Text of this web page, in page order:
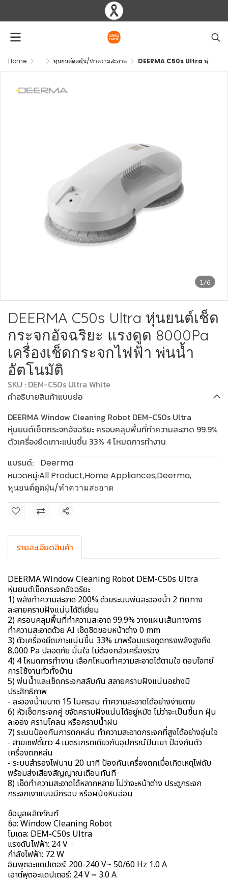
Home ... หุนยนต์ดูดฝุ่น/ทำความสะอาด DEERMA C50s Ultra หุ่นยนต์เช็ดกระจกอัจฉริยะ แรงดูด 8000Pa เครื่องเช็ดกระจกไฟฟ้า พ่นน้ำอัตโนมัติ
1/6
DEERMA C50s Ultra หุ่นยนต์เช็ด
กระจกอัจฉริยะ แรงดูด 8000Pa
เครื่องเช็ดกระจกไฟฟ้า พ่นน้ำ
อัตโนมัติ
SKU : DEM-C50s Ultra White
คำอธิบายสินค้าแบบย่อ
DEERMA Window Cleaning Robot DEM-C50s Ultra
หุ่นยนต์เช็ดกระจกอัจฉริยะ ครอบคลุมพื้นที่ทำความสะอาด 99.9%
ตัวเครื่องยึดเกาะแน่นขึ้น 33% 4 โหมดการทำงาน
แบรนด์:
Deerma
หมวดหมู่:All Product,Home Appliances,Deerma,
หุนยนต์ดูดฝุ่น/ทำความสะอาด
แชร์
รายละเอียดสินค้า
DEERMA Window Cleaning Robot DEM-C50s Ultra
หุ่นยนต์เช็ดกระจกอัจฉริยะ
1) พลังทำความสะอาด 200% ด้วยระบบพ่นละอองน้ำ 2 ทิศทาง
ละลายคราบฝังแน่นได้ดีเยี่ยม
2) ครอบคลุมพื้นที่ทำความสะอาด 99.9% วางแผนเส้นทางการ
ทำความสะอาดด้วย AI เช็ดชิดขอบหน้าต่าง 0 mm
3) ตัวเครื่องยึดเกาะแน่นขึ้น 33% มาพร้อมแรงดูดทรงพลังสูงถึง
8,000 Pa ปลอดภัย มั่นใจ ไม่ต้องกลัวเครื่องร่วง
4) 4 โหมดการทำงาน เลือกโหมดทำความสะอาดได้ตามใจ ตอบโจทย์
การใช้งานทั่วทั้งบ้าน
5) พ่นน้ำและเช็ดกระจกสลับกัน สลายคราบฝังแน่นอย่างมี
ประสิทธิภาพ
- ละอองน้ำขนาด 15 ไมครอน ทำความสะอาดได้อย่างง่ายดาย
6) หัวเช็ดกระจกคู่ ขจัดคราบฝังแน่นได้อยู่หมัด ไม่ว่าจะเป็นขี้นก ฝุ่น
ละออง คราบโคลน หรือคราบน้ำฝน
7) ระบบป้องกันการตกหล่น ทำความสะอาดกระจกที่สูงได้อย่างอุ่นใจ
- สายเซฟตี้ยาว 4 เมตรเกรดเดียวกับอุปกรณ์ปีนเขา ป้องกันตัว
เครื่องตกหล่น
- ระบบสำรองไฟนาน 20 นาที ป้องกันเครื่องตกเมื่อเกิดเหตุไฟดับ
พร้อมส่งเสียงสัญญาณเตือนทันที
8) เช็ดทำความสะอาดได้หลากหลาย ไม่ว่าจะหน้าต่าง ประตูกระจก
กระจกเงาแบบมีกรอบ หรือผนังหินอ่อน
ข้อมูลผลิตภัณฑ์
ชื่อ: Window Cleaning Robot
โมเดล: DEM-C50s Ultra
แรงดันไฟฟ้า: 24 V ⎓
กำลังไฟฟ้า: 72 W
อินพุตอะแดปเตอร์: 200-240 V~ 50/60 Hz 1.0 A
เอาต์พุตอะแดปเตอร์: 24 V ⎓ 3.0 A